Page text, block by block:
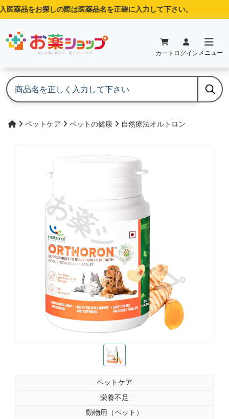
薬品をお探しの際は医薬品名を正確に入力して下さい。
カート ログイン メニュー
ペットケア ペットの健康 自然療法オルトロン
お薬ショップ
お薬ショップ
ペットケア
栄養不足
動物用（ペット）